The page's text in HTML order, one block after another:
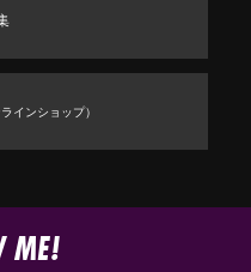
インショップ）
ME!